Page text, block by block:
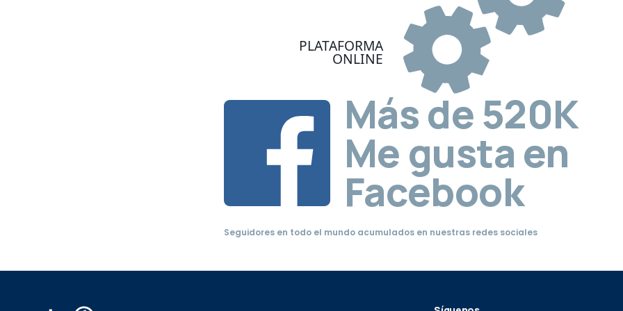
PLATAFORMA
ONLINE
Más de520K
Me gusta en
Facebook
Seguidores en todo el mundo acumulados en nuestras redes sociales